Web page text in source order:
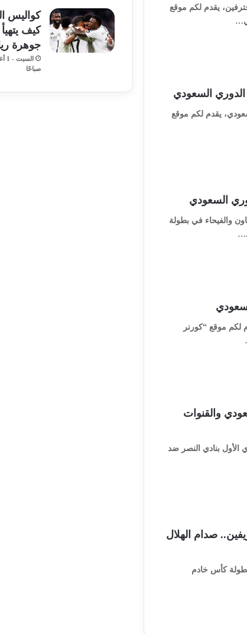
يقدم لكم موقع
الدوري السعودي
يقدم لكم موقع
السعودي
والفيحاء في بطولة
لكم موقع “كورنر
والقنوات
الأول بنادي النصر ضد
صدام الهلال
الدور ربع النهائي “دور الـ8” من بطولة كأس خادم
كواليس
كيف
جوهرة
صباحًا